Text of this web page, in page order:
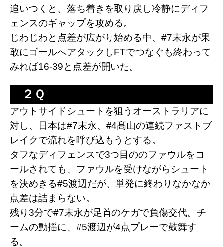
追いつくと、落ち着きを取り戻し冷静にディフ
ェンスのギャップを攻める。
じわじわと点差が広がり始める中、#7末永が果
敢にゴールへアタックしFTでつなぐも終わって
みれば16-39と点差が開いた。
２Ｑ
アウトサイドシュートを狙うオーストラリアに
対し、日本は#7末永、#4髙山の連続ファストブ
レイクで流れを呼び込もうとする。
タフなディフェンスで3つ目ののファウルをコ
ールされても、ファウルを受けながらシュート
を決めきる#5渡辺だが、単発に終わりなかなか
点差は詰まらない。
残り3分で#7末永が足首のケガで負傷交代。チ
ームの動揺に、#5渡辺が4点プレーで鼓舞す
る。